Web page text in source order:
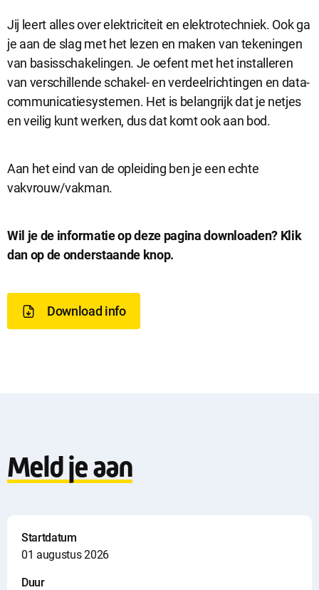
Jij leert alles over elektriciteit en elektrotechniek. Ook ga
je aan de slag met het lezen en maken van tekeningen
van basisschakelingen. Je oefent met het installeren
van verschillende schakel- en verdeelrichtingen en data-
communicatiesystemen. Het is belangrijk dat je netjes
en veilig kunt werken, dus dat komt ook aan bod.
Aan het eind van de opleiding ben je een echte
vakvrouw/vakman.
D
w
n
d
Wil je de informatie op deze pagina downloaden? Klik
dan op de onderstaande knop.
Download info
Meld je aan
Startdatum
01 augustus 2026
Duur